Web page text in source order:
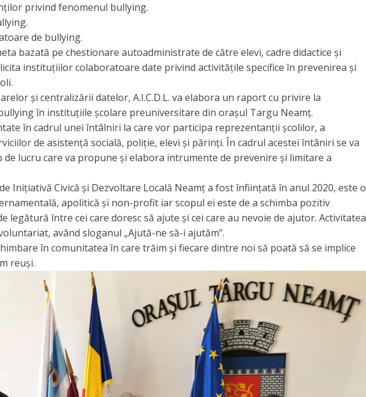
privind fenomenul bullying.
de bullying.
bazată pe chestionare autoadministrate de către elevi, cadre didactice și
instituțiilor colaboratoare date privind activitățile specifice în prevenirea și
și centralizării datelor, A.I.C.D.L. va elabora un raport cu privire la
în instituțiile școlare preuniversitare din orașul Targu Neamț.
în cadrul unei întâlniri la care vor participa reprezentanții școlilor, a
de asistență socială, poliție, elevi și părinți. În cadrul acestei întâniri se va
lucru care va propune și elabora intrumente de prevenire și limitare a
Inițiativă Civică și Dezvoltare Locală Neamț a fost înființată în anul 2020, este o
apolitică și non-profit iar scopul ei este de a schimba pozitiv
legătură între cei care doresc să ajute și cei care au nevoie de ajutor. Activitatea
având sloganul „Ajută-ne să-i ajutăm”.
în comunitatea în care trăim și fiecare dintre noi să poată să se implice
reuși.